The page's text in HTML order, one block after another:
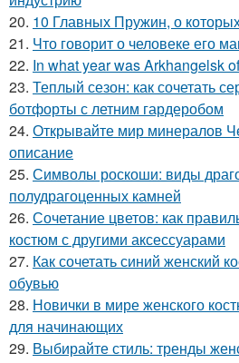
20. 10 Главных Пружин, о
21. Что говорит о человеке его
22. In what year was Arkhangelsk
23. Теплый сезон: как сочетать
ботфорты с летним гардеробом
24. Открывайте мир минералов
описание
25. Символы роскоши: виды
полудрагоценных камней
26. Сочетание цветов: как
костюм с другими аксессуарами
27. Как сочетать синий женский
обувью
28. Новички в мире женского
для начинающих
29. Выбирайте стиль: тренды